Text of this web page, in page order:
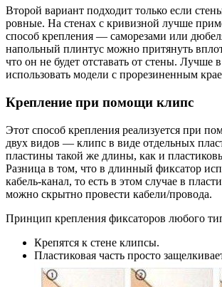
Второй вариант подходит только если
ровные. На стенах с кривизной лучше
способ крепления — саморезами или
напольный плинтус можно притянуть
что он не будет отставать от стены. Лучше
использовать модели с прорезиненным
Крепление при помощи клипс
Этот способ крепления реализуется при
двух видов — клипс в виде отдельных
пластины такой же длины, как и
Разница в том, что в длинный фиксатор
кабель-канал, то есть в этом случае в
можно скрытно провести кабели/провода.
Принцип крепления фиксаторов любого
Крепятся к стене клипсы.
Пластиковая часть просто